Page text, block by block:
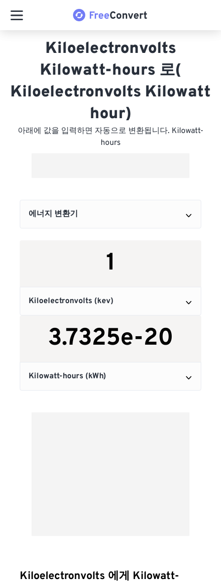
Kiloelectronvolts
Kilowatt-hours 로(
Kiloelectronvolts Kilowatt
hour)
아래에 값을 입력하면 자동으로 변환됩니다. Kilowatt-
hours
Kiloelectronvolts 에게 Kilowatt-